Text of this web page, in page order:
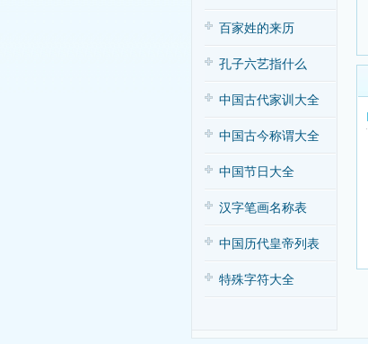
百家姓的来历
孔子六艺指什么
中国古代家训大全
中国古今称谓大全
中国节日大全
汉字笔画名称表
中国历代皇帝列表
特殊字符大全